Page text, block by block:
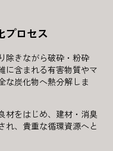
プロセス
除きながら破砕・粉砕
に含まれる有害物質やマ
な炭化物へ熱分解しま
材をはじめ、建材・消臭
れ、貴重な循環資源へと